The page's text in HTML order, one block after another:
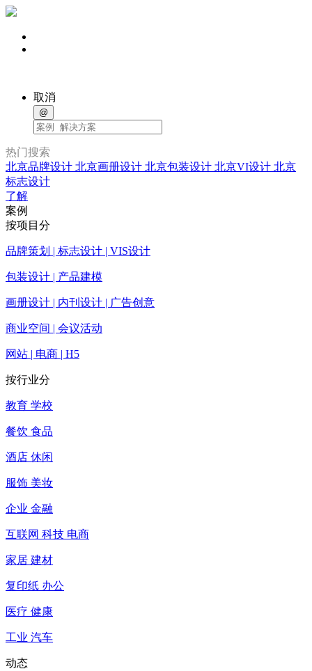
取消
@
热门搜索
北京品牌设计 北京画册设计 北京包装设计 北京VI设计 北京
标志设计
了解
案例
按项目分
品牌策划 | 标志设计 | VIS设计
包装设计 | 产品建模
画册设计 | 内刊设计 | 广告创意
商业空间 | 会议活动
网站 | 电商 | H5
按行业分
教育 学校
餐饮 食品
酒店 休闲
服饰 美妆
企业 金融
互联网 科技 电商
家居 建材
复印纸 办公
医疗 健康
工业 汽车
动态